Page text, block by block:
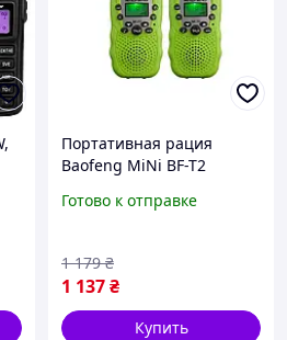
Портативная рация
Baofeng MiNi BF-T2
(MiNiBFT2_G)
Готово к отправке
1 137₴
1 179 ₴
Купить